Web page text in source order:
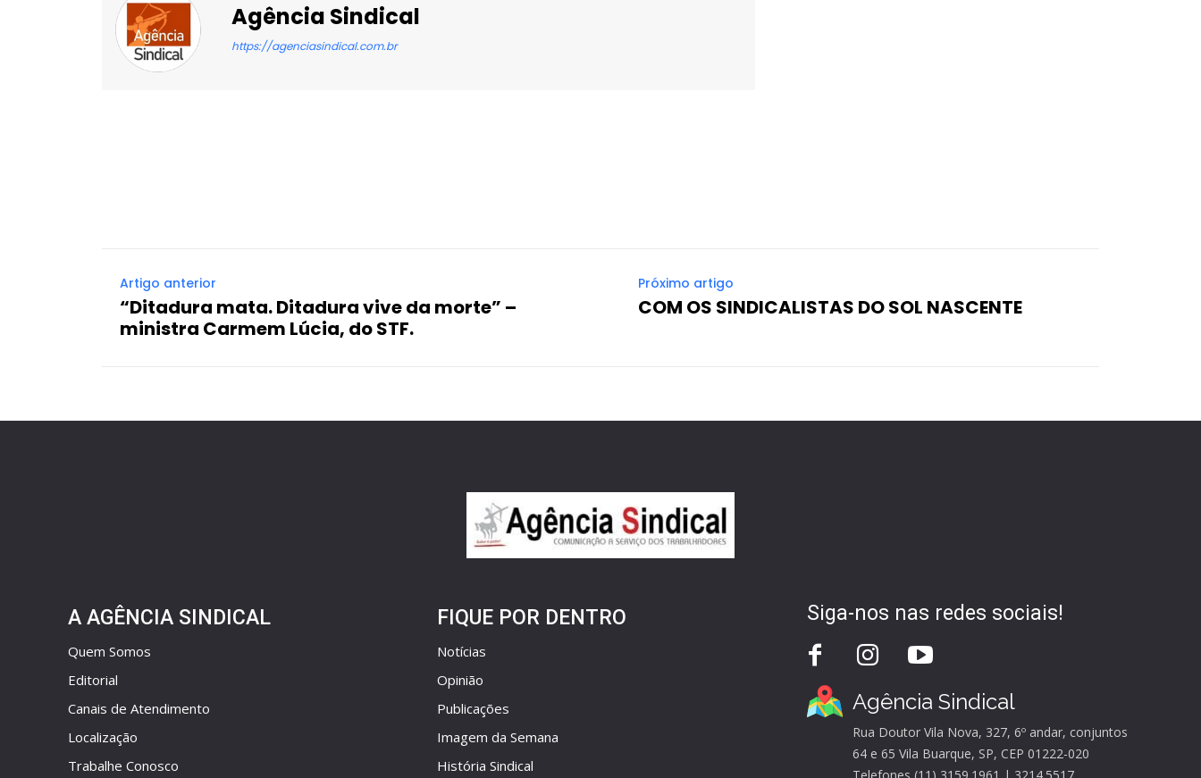
Agência Sindical
https://agenciasindical.com.br
Artigo anterior
“Ditadura mata. Ditadura vive da morte” –
ministra Carmem Lúcia, do STF.
Próximo artigo
COM OS SINDICALISTAS DO SOL NASCENTE
A AGÊNCIA SINDICAL
Quem Somos
Editorial
Canais de Atendimento
Localização
Trabalhe Conosco
FIQUE POR DENTRO
Notícias
Opinião
Publicações
Imagem da Semana
História Sindical
Siga-nos nas redes sociais!
Agência Sindical
Rua Doutor Vila Nova, 327, 6º andar, conjuntos
64 e 65 Vila Buarque, SP, CEP 01222-020
Telefones (11) 3159.1961 | 3214.5517